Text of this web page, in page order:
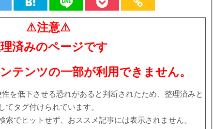
⚠注意⚠
済みのページです
テンツの一部が利用できません。
を低下させる恐れがあると判断されたため、整理済みと
してタグ付けられています。
索でヒットせず、おススメ記事には表示されません。